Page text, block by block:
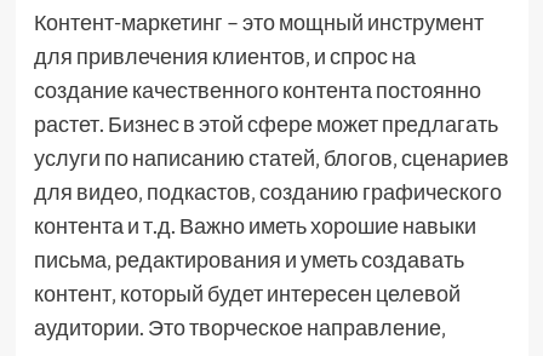
Контент-маркетинг – это мощный инструмент
для привлечения клиентов‚ и спрос на
создание качественного контента постоянно
растет. Бизнес в этой сфере может предлагать
услуги по написанию статей‚ блогов‚ сценариев
для видео‚ подкастов‚ созданию графического
контента и т.д. Важно иметь хорошие навыки
письма‚ редактирования и уметь создавать
контент‚ который будет интересен целевой
аудитории. Это творческое направление‚